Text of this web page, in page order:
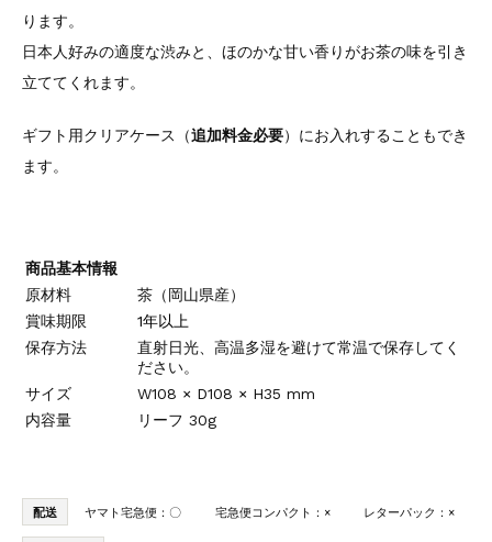
ります。
日本人好みの適度な渋みと、ほのかな甘い香りがお茶の味を引き
立ててくれます。
ギフト用クリアケース（追加料金必要）にお入れすることもでき
ます。
商品基本情報
原材料
茶（岡山県産）
賞味期限
1年以上
保存方法
直射日光、高温多湿を避けて常温で保存してく
ださい。
サイズ
W108 × D108 × H35 mm
内容量
リーフ 30g
配送 ヤマト宅急便：〇 宅急便コンパクト：× レターパック：×